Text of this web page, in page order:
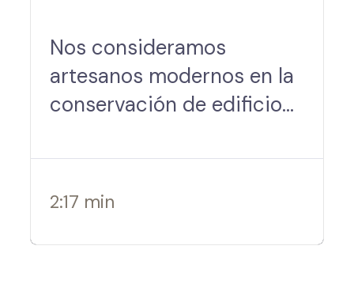
Nos consideramos
artesanos modernos en la
conservación de edificios
contratistas
especializados en
de edificios históricos.
2:17 min